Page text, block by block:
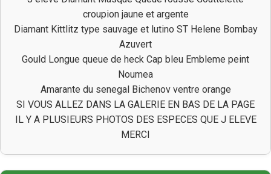
croupion jaune et argente
Diamant Kittlitz type sauvage et lutino ST Helene Bombay
Azuvert
Gould Longue queue de heck Cap bleu Embleme peint
Noumea
Amarante du senegal Bichenov ventre orange
SI VOUS ALLEZ DANS LA GALERIE EN BAS DE LA PAGE
IL Y A PLUSIEURS PHOTOS DES ESPECES QUE J ELEVE
MERCI